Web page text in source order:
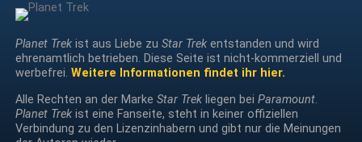
Planet Trekist aus Liebe zu Star Trekentstanden und wird
ehrenamtlich betrieben. Diese Seite ist nicht-kommerziell und
werbefrei. Weitere Informationen findet ihr hier.
Alle Rechten an der Marke Star Trekliegen bei Paramount.
Planet Trekist eine Fanseite, steht in keiner offiziellen
Verbindung zu den Lizenzinhabern und gibt nur die Meinungen